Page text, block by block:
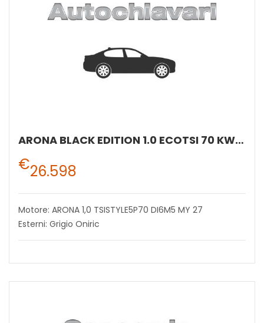
ARONA BLACK EDITION 1.0 ECOTSI 70 KW (95 CV) BENZINA MANUALE 5 MARCE 2WD
€26.598
Motore: ARONA 1,0 TSISTYLE5P70 DI6M5 MY 27
Esterni: Grigio Oniric